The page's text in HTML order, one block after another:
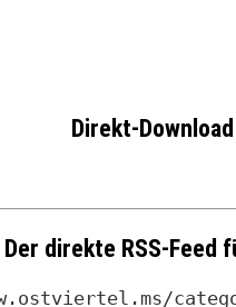
Direkt-
Der direkte RSS-Feed